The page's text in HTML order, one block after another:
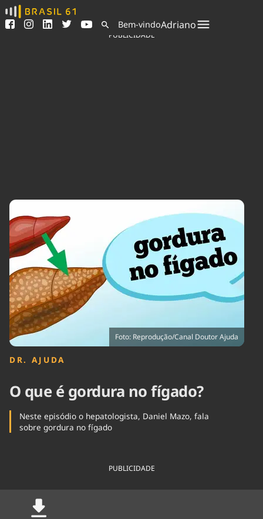
Ver todas as notícias
Podcasts
Indicadores
Agronegócios
Brasil
Brasil Mineral
Ciência &
Cinema
Comportamento
Economia
Educação
Infraestrutura
Internacional
Meio Ambiente
Podcast
Política
Saúde
Tempo
Bem-vindoAdriano
PUBLICIDADE
Foto: Reprodução/Canal Doutor Ajuda
DR. AJUDA
O que é gordura no fígado?
Neste episódio o hepatologista, Daniel Mazo, fala
sobre gordura no fígado
PUBLICIDADE